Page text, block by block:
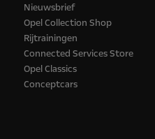
Nieuwsbrief
Opel Collection Shop
Rijtrainingen
Connected Services Store
Opel Classics
Conceptcars